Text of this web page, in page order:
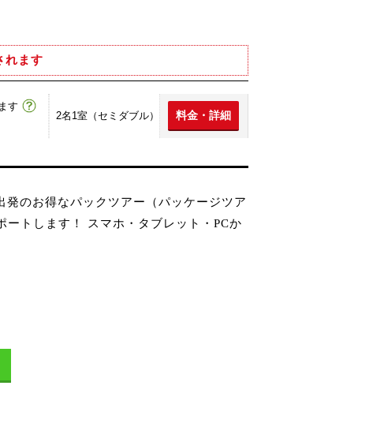
れます
す
2名1室（セミダブル）
料金・詳細
のお得なパックツアー（パッケージツア
トします！ スマホ・タブレット・PCか